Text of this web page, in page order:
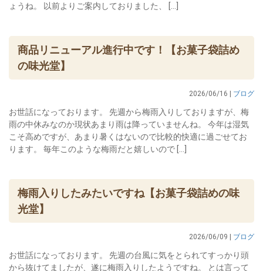
ょうね。 以前よりご案内しておりました、 […]
商品リニューアル進行中です！【お菓子袋詰め
の味光堂】
2026/06/16 | ブログ
お世話になっております。 先週から梅雨入りしておりますが、梅
雨の中休みなのか現状あまり雨は降っていませんね。 今年は湿気
こそ高めですが、あまり暑くはないので比較的快適に過ごせてお
ります。 毎年このような梅雨だと嬉しいので […]
梅雨入りしたみたいですね【お菓子袋詰めの味
光堂】
2026/06/09 | ブログ
お世話になっております。 先週の台風に気をとられてすっかり頭
から抜けてましたが、遂に梅雨入りしたようですね。 とは言って